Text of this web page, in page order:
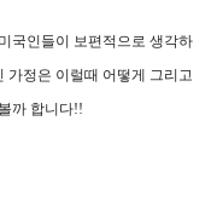
국인들이 보편적으로 생각하
가정은 이럴때 어떻게 그리고
까 합니다!!